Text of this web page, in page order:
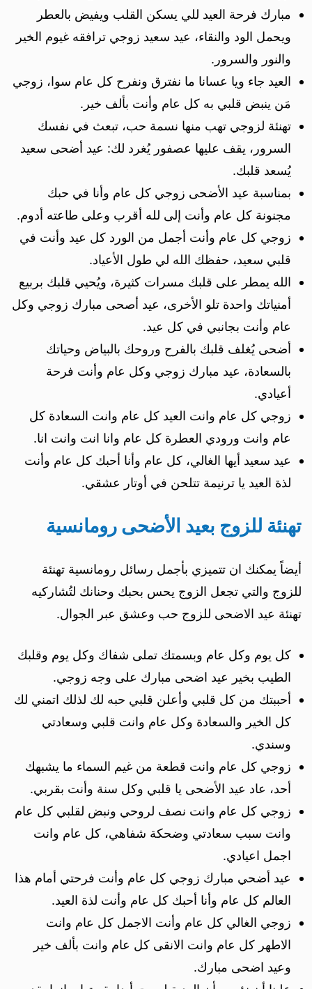
مبارك فرحة العيد للي يسكن القلب ويفيض بالعطر
ويحمل الود والنقاء، عيد سعيد زوجي ترافقه غيوم الخير
والنور والسرور.
العيد جاء ويا عسانا ما نفترق ونفرح كل عام سوا، زوجي
مَن ينبض قلبي به كل عام وأنت بألف خير.
تهنئة لزوجي تهب منها نسمة حب، تبعث في نفسك
السرور، يقف عليها عصفور يُغرد لك: عيد أضحى سعيد
يُسعد قلبك.
بمناسبة عيد الأضحى زوجي كل عام وأنا في حبك
مجنونة كل عام وأنت إلى لله أقرب وعلى طاعته أدوم.
زوجي كل عام وأنت أجمل من الورد كل عيد وأنت في
قلبي سعيد، حفظك الله لي طول الأعياد.
الله يمطر على قلبك مسرات كثيرة، ويُحيي قلبك بربيع
أمنياتك واحدة تلو الأخرى، عيد أصحى مبارك زوجي وكل
عام وأنت بجانبي في كل عيد.
أضحى يُغلف قلبك بالفرح وروحك بالبياض وحياتك
بالسعادة، عيد مبارك زوجي وكل عام وأنت فرحة
أعيادي.
زوجي كل عام وانت العيد كل عام وانت السعادة كل
عام وانت ورودي العطرة كل عام وانا انت وانت انا.
عيد سعيد أيها الغالي، كل عام وأنا أحبك كل عام وأنت
لذة العيد يا ترنيمة تتلحن في أوتار عشقي.
تهنئة للزوج بعيد الأضحى رومانسية
أيضاً يمكنك ان تتميزي بأجمل رسائل رومانسية تهنئة
للزوج والتي تجعل الزوج يحس بحبك وحنانك لتُشاركيه
تهنئة عيد الاضحى للزوج حب وعشق عبر الجوال.
كل يوم وكل عام وبسمتك تملى شفاك وكل يوم وقلبك
الطيب بخير عيد اضحى مبارك على وجه زوجي.
أحببتك من كل قلبي وأعلن قلبي حبه لك لذلك اتمني لك
كل الخير والسعادة وكل عام وانت قلبي وسعادتي
وسندي.
زوجي كل عام وانت قطعة من غيم السماء ما يشبهك
أحد، عاد عيد الأضحى يا قلبي وكل سنة وأنت بقربي.
زوجي كل عام وانت نصف لروحي ونبض لقلبي كل عام
وانت سبب سعادتي وضحكة شفاهي، كل عام وانت
اجمل اعيادي.
عيد أضحي مبارك زوجي كل عام وأنت فرحتي أمام هذا
العالم كل عام وأنا أحبك كل عام وأنت لذة العيد.
زوجي الغالي كل عام وأنت الاجمل كل عام وانت
الاطهر كل عام وانت الانقى كل عام وانت بألف خير
وعيد اضحى مبارك.